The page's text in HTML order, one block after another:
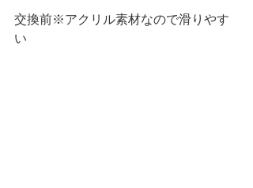
交換前※アクリル素材なので滑りやす
い